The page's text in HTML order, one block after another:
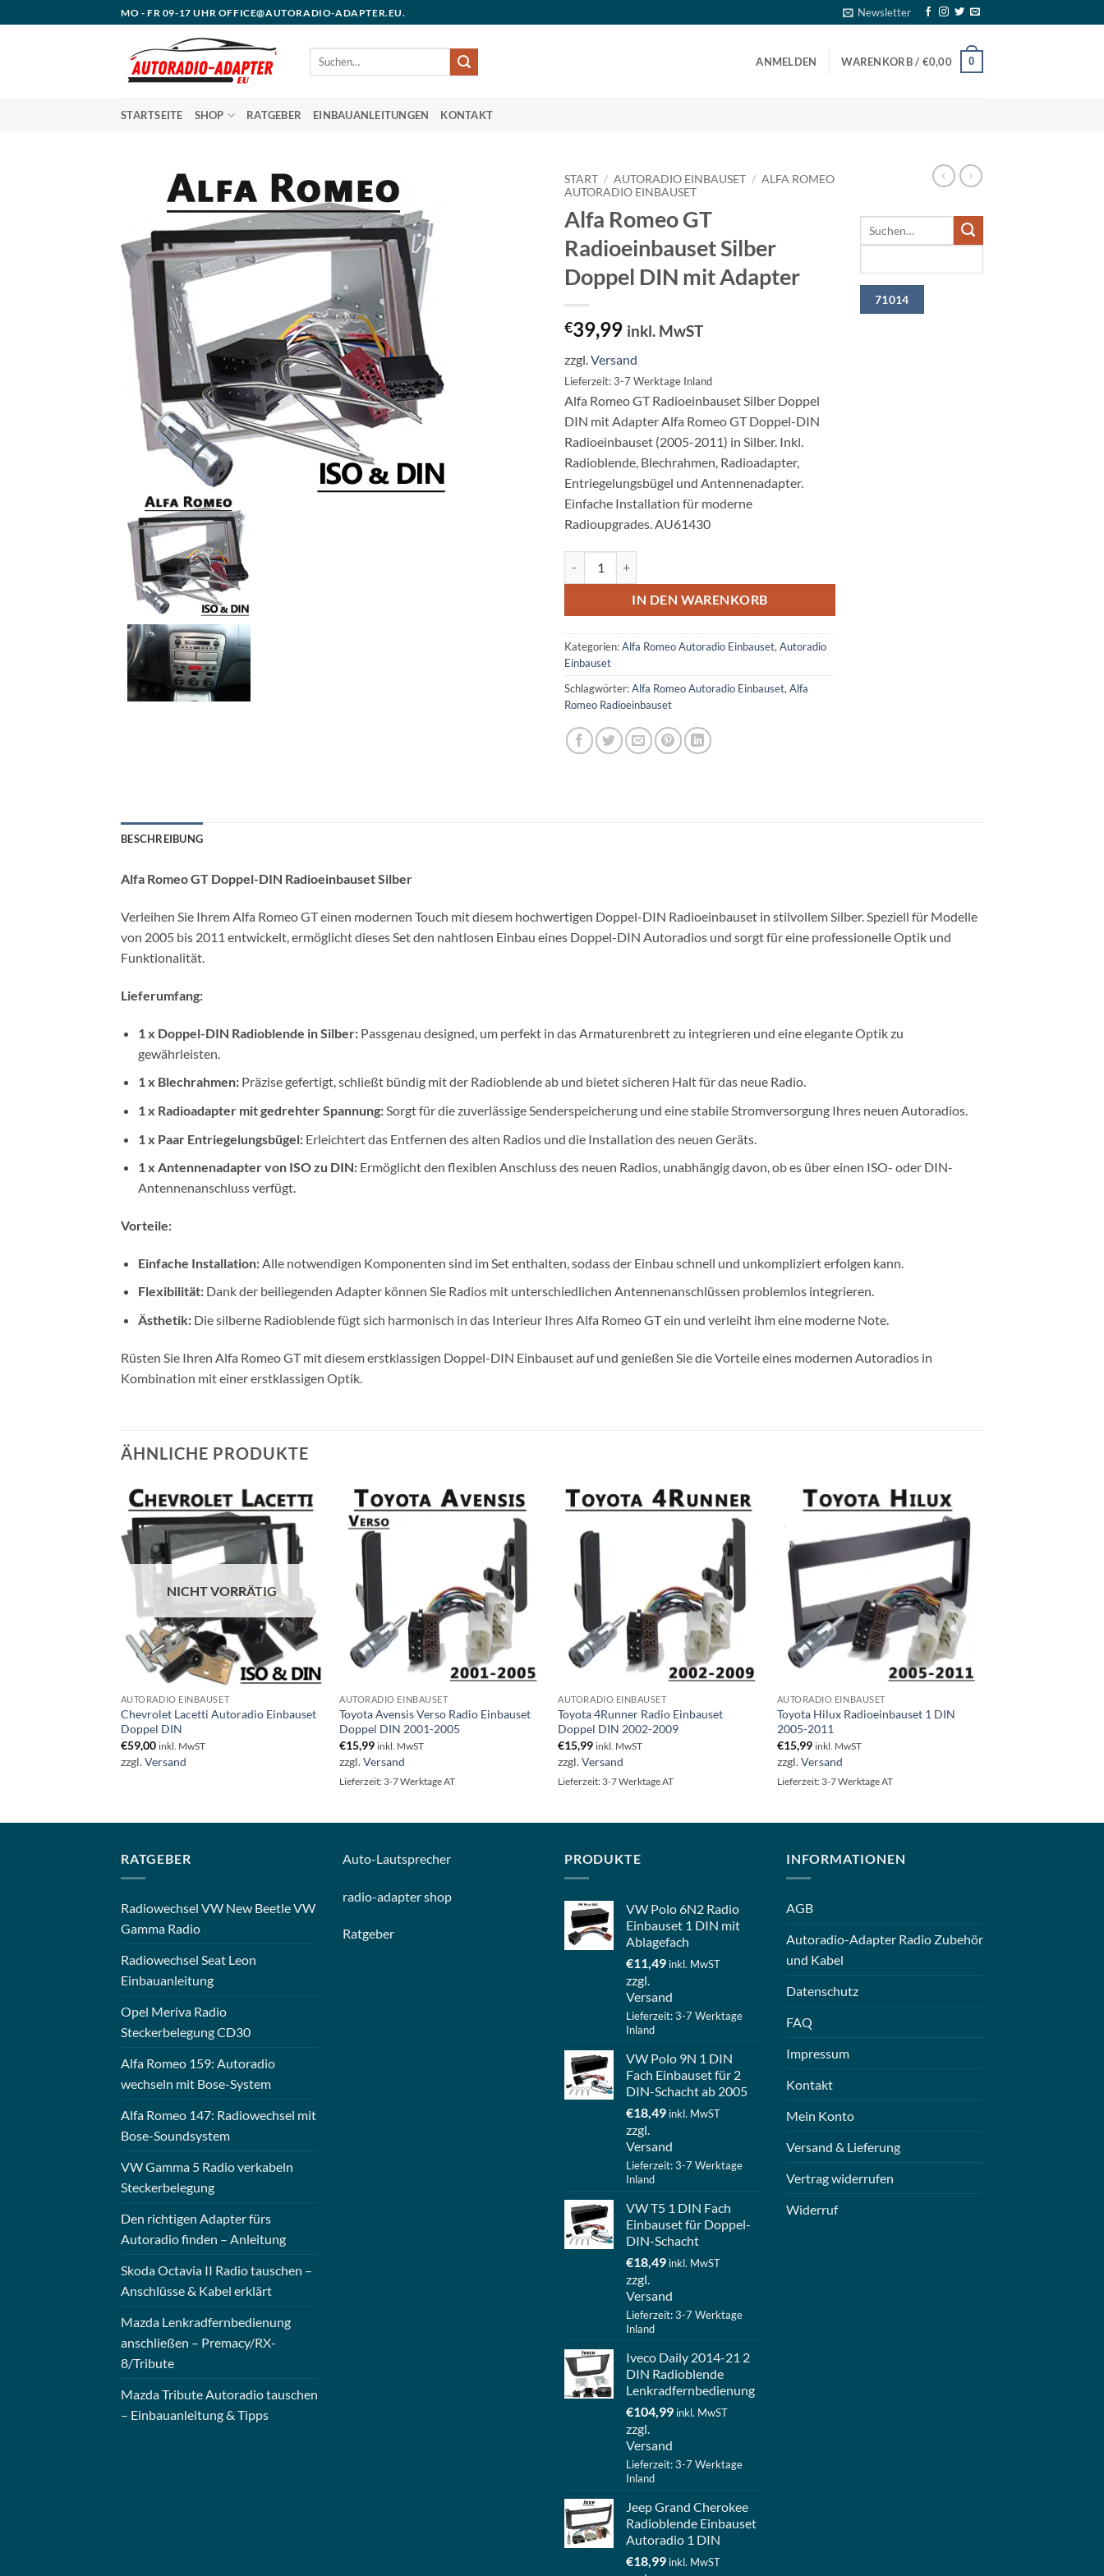
Inhalt
MO - FR 09-17 UHR OFFICE@AUTORADIO-ADAPTER.EU. Newsletter
Suchen
ANMELDEN WARENKORB / €0,00 0
STARTSEITE SHOP RATGEBER EINBAUANLEITUNGEN KONTAKT
START / AUTORADIO EINBAUSET / ALFA ROMEO
AUTORADIO EINBAUSET
Alfa Romeo GT
Radioeinbauset Silber
Doppel DIN mit Adapter
€39,99 inkl. MwST
zzgl. Versand
Lieferzeit: 3-7 Werktage Inland
Alfa Romeo GT Radioeinbauset Silber Doppel
DIN mit Adapter Alfa Romeo GT Doppel-DIN
Radioeinbauset (2005-2011) in Silber. Inkl.
Radioblende, Blechrahmen, Radioadapter,
Entriegelungsbügel und Antennenadapter.
Einfache Installation für moderne
Radioupgrades. AU61430
IN DEN WARENKORB
Kategorien:Alfa Romeo Autoradio Einbauset, Autoradio
Einbauset
Schlagwörter:Alfa Romeo Autoradio Einbauset, Alfa
Romeo Radioeinbauset
BESCHREIBUNG
Alfa Romeo GT Doppel-DIN Radioeinbauset Silber
Verleihen Sie Ihrem Alfa Romeo GT einen modernen Touch mit diesem hochwertigen Doppel-DIN Radioeinbauset in stilvollem Silber. Speziell für Modelle
von 2005 bis 2011 entwickelt, ermöglicht dieses Set den nahtlosen Einbau eines Doppel-DIN Autoradios und sorgt für eine professionelle Optik und
Funktionalität.
Lieferumfang:
1 x Doppel-DIN Radioblende in Silber:Passgenau designed, um perfekt in das Armaturenbrett zu integrieren und eine elegante Optik zu
gewährleisten.
1 x Blechrahmen:Präzise gefertigt, schließt bündig mit der Radioblende ab und bietet sicheren Halt für das neue Radio.
1 x Radioadapter mit gedrehter Spannung:Sorgt für die zuverlässige Senderspeicherung und eine stabile Stromversorgung Ihres neuen Autoradios.
1 x Paar Entriegelungsbügel:Erleichtert das Entfernen des alten Radios und die Installation des neuen Geräts.
1 x Antennenadapter von ISO zu DIN:Ermöglicht den flexiblen Anschluss des neuen Radios, unabhängig davon, ob es über einen ISO- oder DIN-
Antennenanschluss verfügt.
Vorteile:
Einfache Installation:Alle notwendigen Komponenten sind im Set enthalten, sodass der Einbau schnell und unkompliziert erfolgen kann.
Flexibilität:Dank der beiliegenden Adapter können Sie Radios mit unterschiedlichen Antennenanschlüssen problemlos integrieren.
Ästhetik:Die silberne Radioblende fügt sich harmonisch in das Interieur Ihres Alfa Romeo GT ein und verleiht ihm eine moderne Note.
Rüsten Sie Ihren Alfa Romeo GT mit diesem erstklassigen Doppel-DIN Einbauset auf und genießen Sie die Vorteile eines modernen Autoradios in
Kombination mit einer erstklassigen Optik.
ÄHNLICHE PRODUKTE
NICHT VORRÄTIG
AUTORADIO EINBAUSET
Chevrolet Lacetti Autoradio Einbauset
Doppel DIN
€59,00 inkl. MwST
zzgl.Versand
AUTORADIO EINBAUSET
Toyota Avensis Verso Radio Einbauset
Doppel DIN 2001-2005
€15,99 inkl. MwST
zzgl.Versand
Lieferzeit: 3-7 Werktage AT
AUTORADIO EINBAUSET
Toyota 4Runner Radio Einbauset
Doppel DIN 2002-2009
€15,99 inkl. MwST
zzgl.Versand
Lieferzeit: 3-7 Werktage AT
AUTORADIO EINBAUSET
Toyota Hilux Radioeinbauset 1 DIN
2005-2011
€15,99 inkl. MwST
zzgl.Versand
Lieferzeit: 3-7 Werktage AT
RATGEBER
Radiowechsel VW New Beetle VW
Gamma Radio
Radiowechsel Seat Leon
Einbauanleitung
Opel Meriva Radio
Steckerbelegung CD30
Alfa Romeo 159: Autoradio
wechseln mit Bose-System
Alfa Romeo 147: Radiowechsel mit
Bose-Soundsystem
VW Gamma 5 Radio verkabeln
Steckerbelegung
Den richtigen Adapter fürs
Autoradio finden – Anleitung
Skoda Octavia II Radio tauschen –
Anschlüsse & Kabel erklärt
Mazda Lenkradfernbedienung
anschließen – Premacy/RX-
8/Tribute
Mazda Tribute Autoradio tauschen
– Einbauanleitung & Tipps
Auto-Lautsprecher
radio-adapter shop
Ratgeber
PRODUKTE
VW Polo 6N2 Radio
Einbauset 1 DIN mit
Ablagefach
€11,49 inkl. MwST
zzgl.
Versand
Lieferzeit: 3-7 Werktage
Inland
VW Polo 9N 1 DIN
Fach Einbauset für 2
DIN-Schacht ab 2005
€18,49 inkl. MwST
zzgl.
Versand
Lieferzeit: 3-7 Werktage
Inland
VW T5 1 DIN Fach
Einbauset für Doppel-
DIN-Schacht
€18,49 inkl. MwST
zzgl.
Versand
Lieferzeit: 3-7 Werktage
Inland
Iveco Daily 2014-21 2
DIN Radioblende
Lenkradfernbedienung
€104,99 inkl. MwST
zzgl.
Versand
Lieferzeit: 3-7 Werktage
Inland
Jeep Grand Cherokee
Radioblende Einbauset
Autoradio 1 DIN
€18,99 inkl. MwST
INFORMATIONEN
AGB
Autoradio-Adapter Radio Zubehör
und Kabel
Datenschutz
FAQ
Impressum
Kontakt
Mein Konto
Versand & Lieferung
Vertrag widerrufen
Widerruf